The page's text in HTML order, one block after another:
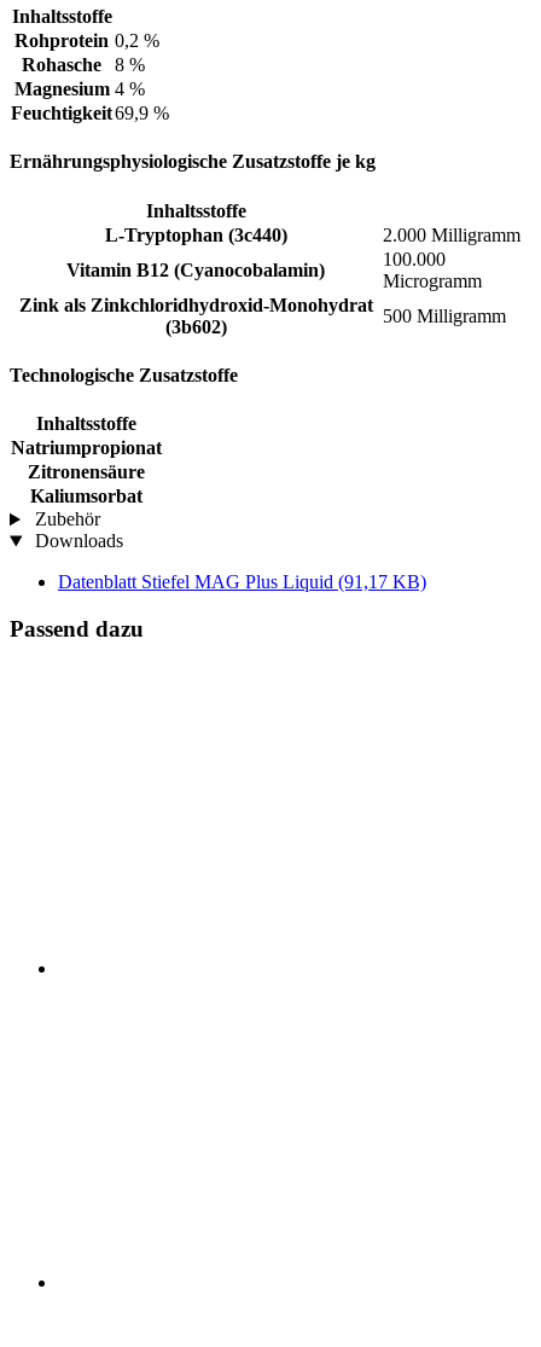
Inhaltsstoffe
Rohprotein 0,2 %
Rohasche
8 %
Magnesium 4 %
Feuchtigkeit69,9 %
Ernährungsphysiologische Zusatzstoffe je kg
Inhaltsstoffe
L-Tryptophan (3c440)
2.000 Milligramm
Vitamin B12 (Cyanocobalamin)
100.000
Microgramm
Zink als Zinkchloridhydroxid-Monohydrat
(3b602)
500 Milligramm
Technologische Zusatzstoffe
Inhaltsstoffe
Natriumpropionat
Zitronensäure
Kaliumsorbat
Zubehör
Downloads
Datenblatt Stiefel MAG Plus Liquid (91,17 KB)
Passend dazu